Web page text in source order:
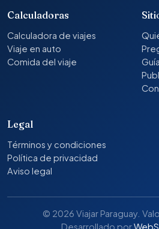
Calculadoras
Calculadora de viajes
Viaje en auto
Comida del viaje
Legal
Términos y condiciones
Política de privacidad
Aviso legal
© 2026 Viajar Paraguay.
Desarrollado por